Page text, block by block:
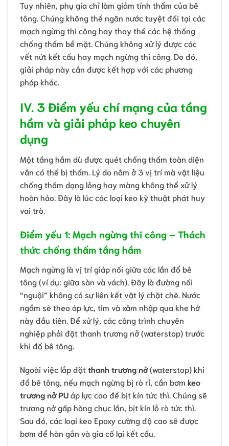
Tuy nhiên, phụ gia chỉ làm giảm tính thấm của bê
tông. Chúng không thể ngăn nước tuyệt đối tại các
mạch ngừng thi công hay thay thế các hệ thống
chống thấm bề mặt. Chúng không xử lý được các
vết nứt kết cấu hay mạch ngừng thi công. Do đó,
giải pháp này cần được kết hợp với các phương
pháp khác.
IV. 3 Điểm yếu chí mạng của tầng
hầm và giải pháp keo chuyên
dụng
Một tầng hầm dù được quét chống thấm toàn diện
vẫn có thể bị thấm. Lý do nằm ở 3 vị trí mà vật liệu
chống thấm dạng lỏng hay màng không thể xử lý
hoàn hảo. Đây là lúc các loại keo kỹ thuật phát huy
vai trò.
Điểm yếu 1: Mạch ngừng thi công – Thách
thức chống thấm tầng hầm
Mạch ngừng là vị trí giáp nối giữa các lần đổ bê
tông (ví dụ: giữa sàn và vách). Đây là đường nối
“nguội” không có sự liên kết vật lý chặt chẽ. Nước
ngầm sẽ theo áp lực, tìm và xâm nhập qua khe hở
này đầu tiên. Để xử lý, các công trình chuyên
nghiệp phải đặt thanh trương nở (waterstop) trước
khi đổ bê tông.
Ngoài việc lắp đặtthanh trương nở(waterstop) khi
đổ bê tông, nếu mạch ngừng bị rò rỉ, cần bơm keo
trương nở PUáp lực cao để bịt kín tức thì. Chúng sẽ
trương nở gấp hàng chục lần, bịt kín lỗ rò tức thì.
Sau đó, các loại keo Epoxy cường độ cao sẽ được
bơm để hàn gắn và gia cố lại kết cấu.